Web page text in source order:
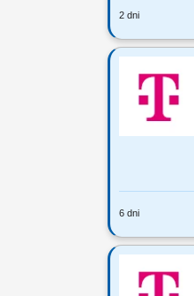
2 dni
6 dni